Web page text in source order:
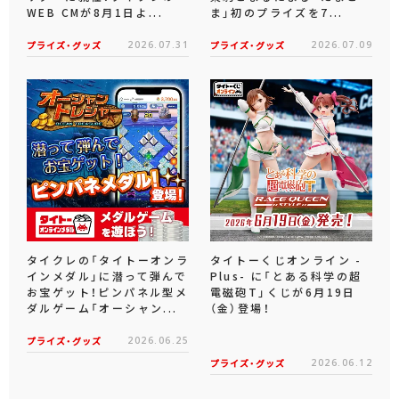
WEB CMが8月1日よ...
プライズ・グッズ 2026.07.31
ま」初のプライズを7...
プライズ・グッズ 2026.07.09
タイクレの「タイトーオンラ
インメダル」に潜って弾んで
お宝ゲット！ピンパネル型メ
ダルゲーム「オーシャン...
プライズ・グッズ 2026.06.25
タイトーくじオンライン -
Plus- に「とある科学の超
電磁砲T」くじが6月19日
（金）登場！
プライズ・グッズ 2026.06.12